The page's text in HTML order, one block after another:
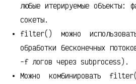
любые итерируемые объекты:
сокеты.
filter() можно
обработки бесконечных
-f логов через subprocess).
Можно комбинировать